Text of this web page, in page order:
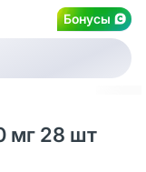
Бонусы
мг 28 шт